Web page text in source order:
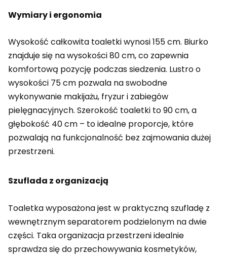
Wymiary i ergonomia
Wysokość całkowita toaletki wynosi 155 cm. Biurko
znajduje się na wysokości 80 cm, co zapewnia
komfortową pozycję podczas siedzenia. Lustro o
wysokości 75 cm pozwala na swobodne
wykonywanie makijażu, fryzur i zabiegów
pielęgnacyjnych. Szerokość toaletki to 90 cm, a
głębokość 40 cm – to idealne proporcje, które
pozwalają na funkcjonalność bez zajmowania dużej
przestrzeni.
Szuflada z organizacją
Toaletka wyposażona jest w praktyczną szufladę z
wewnętrznym separatorem podzielonym na dwie
części. Taka organizacja przestrzeni idealnie
sprawdza się do przechowywania kosmetyków,